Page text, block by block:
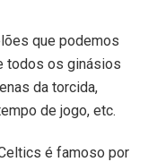
que podemos
todos os ginásios
da torcida,
de jogo, etc.
é famoso por